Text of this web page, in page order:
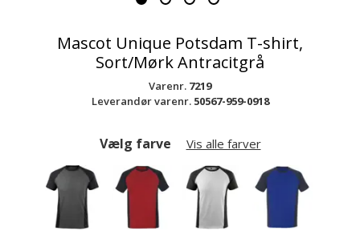
Mascot Unique Potsdam T-shirt,
Sort/Mørk Antracitgrå
Varenr. 7219
Leverandør varenr. 50567-959-0918
Vælg farve Vis alle farver